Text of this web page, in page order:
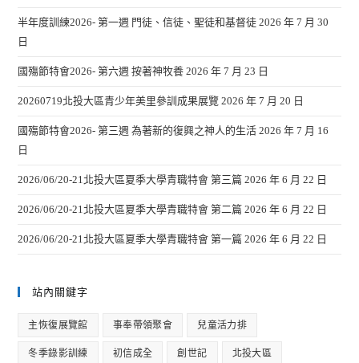
半年度訓練2026- 第一週 門徒、信徒、聖徒和基督徒 2026 年 7 月 30
日
國殤節特會2026- 第六週 按著神牧養 2026 年 7 月 23 日
20260719北投大區青少年美里參訓成果展覽 2026 年 7 月 20 日
國殤節特會2026- 第三週 為著新的復興之神人的生活 2026 年 7 月 16
日
2026/06/20-21北投大區夏季大學青職特會 第三篇 2026 年 6 月 22 日
2026/06/20-21北投大區夏季大學青職特會 第二篇 2026 年 6 月 22 日
2026/06/20-21北投大區夏季大學青職特會 第一篇 2026 年 6 月 22 日
站內關鍵字
主恢復展覽館 事奉帶領聚會 兒童活力排
冬季錄影訓練 初信成全 創世記 北投大區